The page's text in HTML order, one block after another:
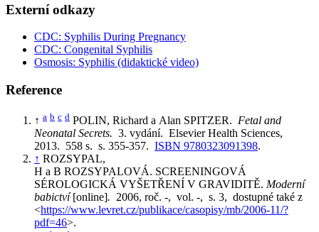
Externí odkazy
CDC: Syphilis During Pregnancy
CDC: Congenital Syphilis
Osmosis: Syphilis (didaktické video)
Reference
↑ a b c d POLIN, Richard a Alan SPITZER. Fetal and
Neonatal Secrets. 3. vydání. Elsevier Health Sciences,
2013. 558 s. s. 355-357. ISBN 9780323091398.
↑ ROZSYPAL,
H a B ROZSYPALOVÁ. SCREENINGOVÁ
SÉROLOGICKÁ VYŠETŘENÍ V GRAVIDITĚ. Moderní
babictví[online]. 2006, roč. -, vol. -, s. 3, dostupné také z
<https://www.levret.cz/publikace/casopisy/mb/2006-11/?
pdf=46>.